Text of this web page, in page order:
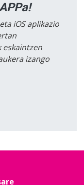
iOS aplikazio
izango